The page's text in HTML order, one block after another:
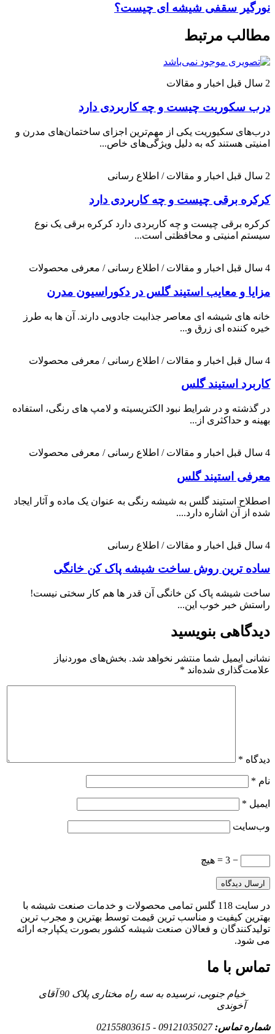
نورگیر سقفی شیشه ای چیست؟
مطالب مرتبط
2 سال قبل اخبار و مقالات
درب سکوریت چیست و چه کاربردی دارد
درب‌های سکیوریت یکی از مهم‌ترین اجزای ساختمان‌های مدرن و
امنیتی هستند که به دلیل ویژگی‌های خاص...
2 سال قبل اخبار و مقالات / اطلاع رسانی
کرکره برقی چیست و چه کاربردی دارد
کرکره برقی چیست و چه کاربردی دارد کرکره برقی یک نوع
سیستم امنیتی و محافظتی است...
4 سال قبل اخبار و مقالات / اطلاع رسانی / معرفی محصولات
مزایا و معایب استیند گلس در دکوراسیون مدرن
خانه های شیشه ای معاصر جذابیت جادویی دارند. آن ها به طرز
خیره کننده ای زرق و...
4 سال قبل اخبار و مقالات / اطلاع رسانی / معرفی محصولات
کاربرد استیند گلس
در گذشته و در شرایط نبود الکتریسیته و لامپ های رنگی، استفاده
بهینه و حداکثری از...
4 سال قبل اخبار و مقالات / اطلاع رسانی / معرفی محصولات
معرفی استیند گلس
اصطلاح استیند گلس به شیشه رنگی به عنوان یک ماده و آثار ایجاد
شده از آن اشاره دارد....
4 سال قبل اخبار و مقالات / اطلاع رسانی
ساده ترین روش ساخت شیشه پاک کن خانگی
ساخت شیشه پاک کن خانگی آن قدر ها هم کار سختی نیست!
راستش خبر خوب این...
دیدگاهی بنویسید
نشانی ایمیل شما منتشر نخواهد شد. بخش‌های موردنیاز
علامت‌گذاری شده‌اند *
دیدگاه *
نام *
ایمیل *
وب‌سایت
− 3 = هیچ
در سایت 118 گلس تمامی محصولات و خدمات صنعت شیشه با
بهترین کیفیت و مناسب ترین قیمت توسط بهترین و مجرب ترین
تولیدکنندگان و فعالان صنعت شیشه کشور بصورت یکپارجه ارائه
می شود.
تماس با ما
خیام جنوبی، نرسیده به سه راه مختاری پلاک 90 آقای
آخوندی
شماره تماس:09121035027 - 02155803615